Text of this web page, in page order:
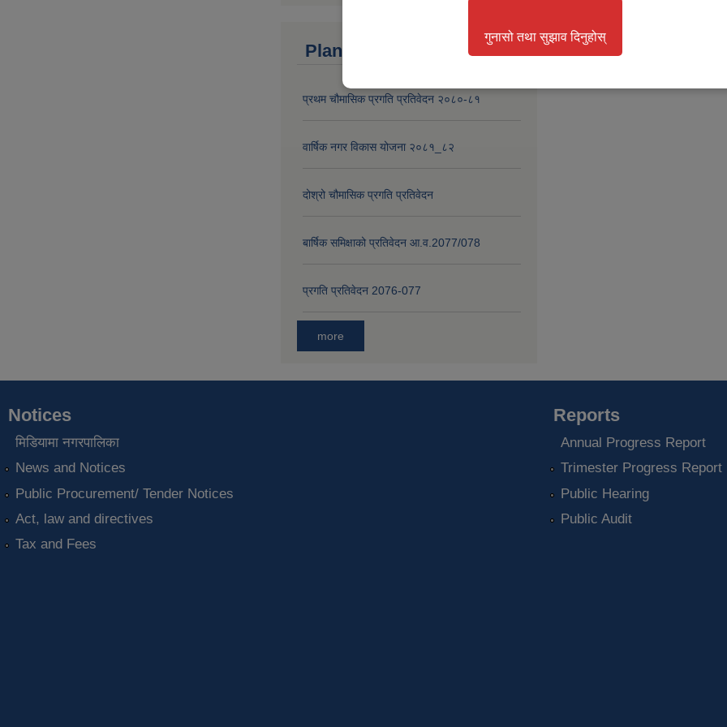
Plan and Project
प्रथम चौमासिक प्रगति प्रतिवेदन २०८०-८१
वार्षिक नगर विकास योजना २०८१_८२
दोश्रो चौमासिक प्रगति प्रतिवेदन
बार्षिक समिक्षाको प्रतिवेदन आ.व.2077/078
प्रगति प्रतिवेदन 2076-077
more
Notices
मिडियामा नगरपालिका
News and Notices
Public Procurement/ Tender Notices
Act, law and directives
Tax and Fees
Reports
Annual Progress Report
Trimester Progress Report
Public Hearing
Public Audit
गुनासो तथा सुझाव दिनुहोस्